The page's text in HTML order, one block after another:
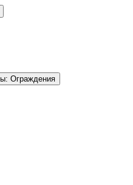
Ограждения